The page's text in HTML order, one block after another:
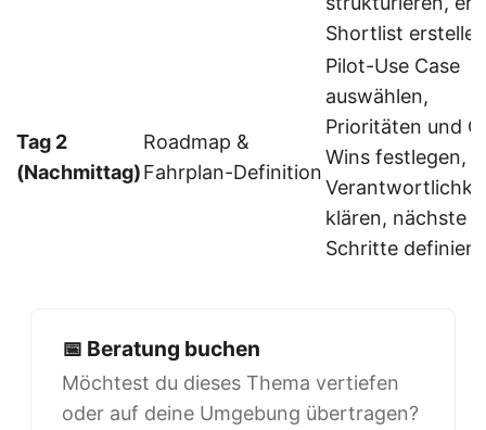
Shortlist erstellen
Tag 2
(Nachmittag)
Roadmap &
Fahrplan-Definition
Pilot-Use Case
auswählen,
Prioritäten und
Wins festlegen,
klären, nächste
Schritte
📅 Beratung buchen
Möchtest du dieses Thema vertiefen
oder auf deine Umgebung übertragen?